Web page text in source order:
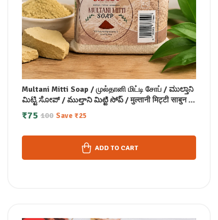
Multani Mitti Soap / முல்தானி மிட்டி சோப் / ಮುಲ್ತಾನಿ
ಮಿಟ್ಟಿ ಸೋಪ್ / ముల్తాని మిట్టి సోప్ / मुल्तानी मिट्टी साबुन /
മുൽത്താനി മിട്ടി സോപ്പ് (100 GM)
100
₹75 Save ₹25
ADD TO CART